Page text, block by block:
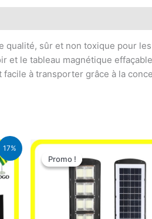
qualité, sûr et non toxique pour
et le tableau magnétique
à transporter grâce à la
17%
Promo !
Promo !
Le
prix
initial
était :
50.000 CFA.
Le
actuel
est :
35.000